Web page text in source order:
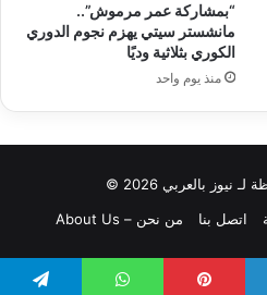
“بمشاركة عمر مرموش”..
مانشستر سيتي يهزم نجوم الدوري
الكوري بثلاثية وديًا
منذ يوم واحد
بالعربي 2026 ©
اتصل بنا من نحن – About Us